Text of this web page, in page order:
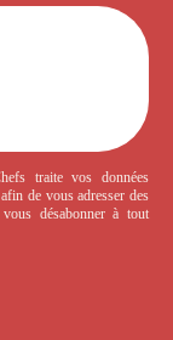
traite vos données
afin de vous adresser des
désabonner à tout